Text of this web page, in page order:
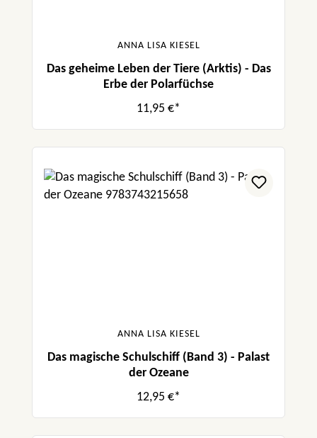
ANNA LISA KIESEL
Das geheime Leben der Tiere (Arktis) - Das
Erbe der Polarfüchse
11,95 €*
ANNA LISA KIESEL
Das magische Schulschiff (Band 3) - Palast
der Ozeane
12,95 €*